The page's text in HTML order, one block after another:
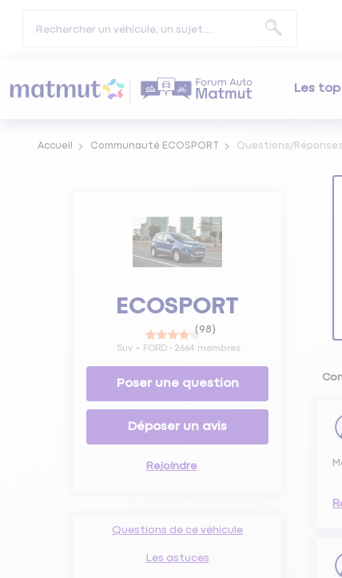
Les
Accueil Communauté ECOSPORT Questions/Réponses
ECOSPORT
(98)
Suv FORD- 2664 membres
Poser une question
Déposer un avis
Rejoindre
Questions de ce véhicule
Les astuces